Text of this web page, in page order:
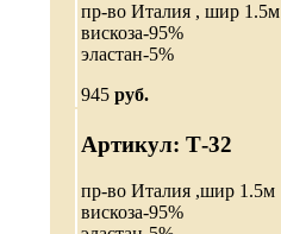
пр-во Италия , шир 1.5м
вискоза-95%
эластан-5%
945 руб.
Артикул: Т-32
пр-во Италия ,шир 1.5м
вискоза-95%